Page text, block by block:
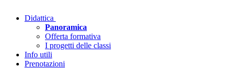
Didattica
Panoramica
Offerta formativa
I progetti delle classi
Info utili
Prenotazioni